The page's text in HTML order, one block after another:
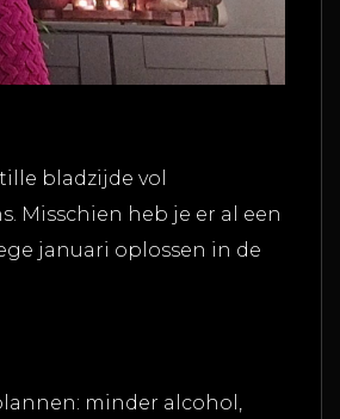
bladzijde vol
Misschien heb je er al een
januari oplossen in de
minder alcohol,